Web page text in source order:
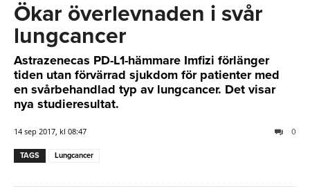
Ökar överlevnaden i svår
lungcancer
Astrazenecas PD-L1-hämmare Imfizi förlänger
tiden utan förvärrad sjukdom för patienter med
en svårbehandlad typ av lungcancer. Det visar
nya studieresultat.
14 sep 2017, kl 08:47 0
TAGS Lungcancer